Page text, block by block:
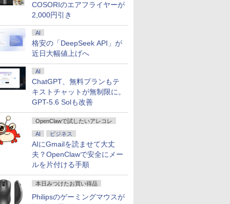
COSORIのエアフライヤーが
2,000円引き
AI
格安の「DeepSeek API」が
近日大幅値上げへ
AI
ChatGPT、無料プランもテ
キストチャットが無制限に。
GPT-5.6 Solも改善
OpenClawで試したいアレコレ
AI ビジネス
AIにGmailを読ませて大丈
夫？OpenClawで安全にメー
ルを片付ける手順
本日みつけたお買い得品
Philipsのゲーミングマウスが